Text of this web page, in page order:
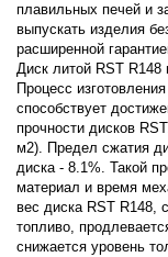
плавильных печей и
выпускать изделия
расширенной
Диск литой RST R148
Процесс
способствует
прочности дисков
м2). Предел сжатия
диска - 8.1%. Такой
материал и время
вес диска RST R148,
топливо,
снижается уровень